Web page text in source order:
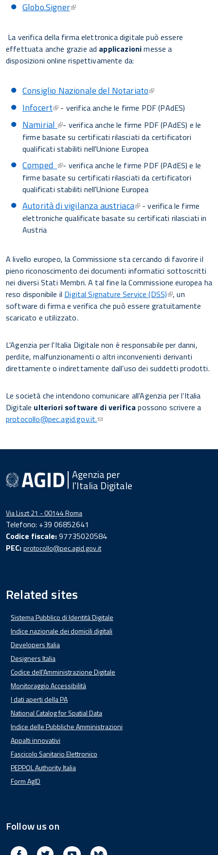
Globo.Signer
La verifica della firma elettronica digitale può essere
effettuata anche grazie ad applicazionimesse a
disposizioni online rispettivamente da:
Consiglio Nazionale del Notariato
Infocert
- verifica anche le firme PDF (PAdES)
Namirial
- verifica anche le firme PDF (PAdES) e le
firme basate su certificati rilasciati da certificatori
qualificati stabiliti nell'Unione Europea
Comped
- verifica anche le firme PDF (PAdES) e le
firme basate su certificati rilasciati da certificatori
qualificati stabiliti nell'Unione Europea
Autorità di vigilanza austriaca - verifica le firme
elettroniche qualificate basate su certificati rilasciati in
Austria
A livello europeo, la Commissione sta cercando di favorire il
pieno riconoscimento dei documenti informatici sottoscritti
nei diversi Stati Membri. A tal fine la Commissione europea ha
reso disponibile il Digital Signature Service (DSS) , un
software di firma e verifica che può essere gratuitamente
scaricato e utilizzato.
L'Agenzia per l'Italia Digitale non è responsabile per danni,
perdite, malfunzionamenti o altri inconvenienti derivanti
direttamente o indirettamente dall’uso dei suddetti prodotti.
Le società che intendono comunicare all’Agenzia per l’Italia
Digitale ulteriori software di verifica possono scrivere a
protocollo@pec.agid.gov.it.
Agenzia per
l'Italia Digitale
Via Liszt 21 - 00144 Roma
Telefono: +39 06852641
Codice fiscale:97735020584
PEC:protocollo@pec.agid.gov.it
Related sites
Sistema Pubblico di Identità Digitale
Indice nazionale dei domicili digitali
Developers Italia
Designers Italia
Codice dell'Amministrazione Digitale
Monitoraggio Accessibilità
I dati aperti della PA
National Catalog for Spatial Data
Indice delle Pubbliche Amministrazioni
Appalti innovativi
Fascicolo Sanitario Elettronico
PEPPOL Authority Italia
Form AgID
Follow us on
Facebook Twitter Youtube